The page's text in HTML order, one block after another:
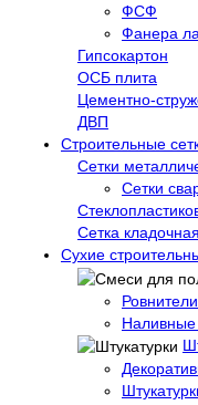
ФСФ
Фанера
Гипсокартон
ОСБ плита
Цементно-
ДВП
Строительные
Сетки
Сетки
Сетка кладочная
Сухие